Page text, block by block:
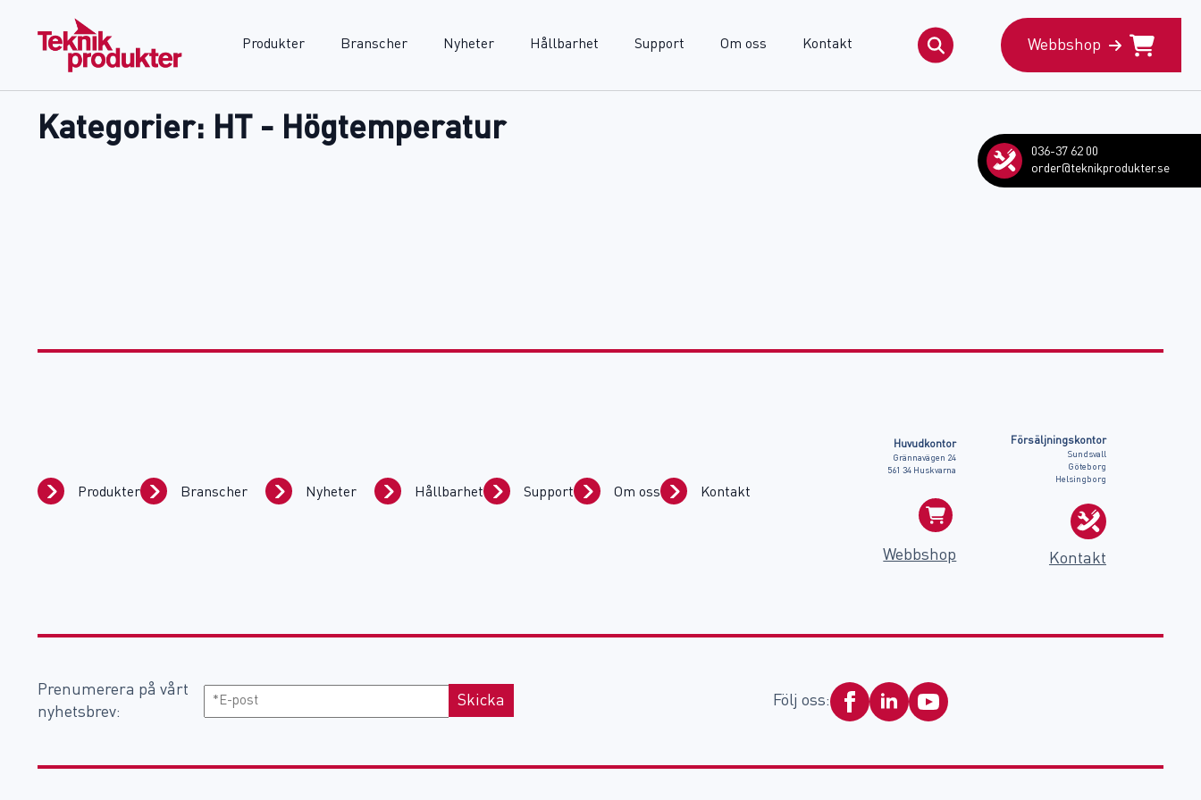
Produkter Branscher Nyheter Hållbarhet Support Om oss Kontakt Webbshop
036-37 62 00
order@teknikprodukter.se
Kategorier: HT - Högtemperatur
Produkter Branscher Nyheter Hållbarhet Support Om oss Kontakt
Huvudkontor
Grännavägen 24
561 34 Huskvarna
Webbshop
Försäljningskontor
Sundsvall
Göteborg
Helsingborg
Kontakt
Prenumerera på vårt
nyhetsbrev:
post
Följ oss: